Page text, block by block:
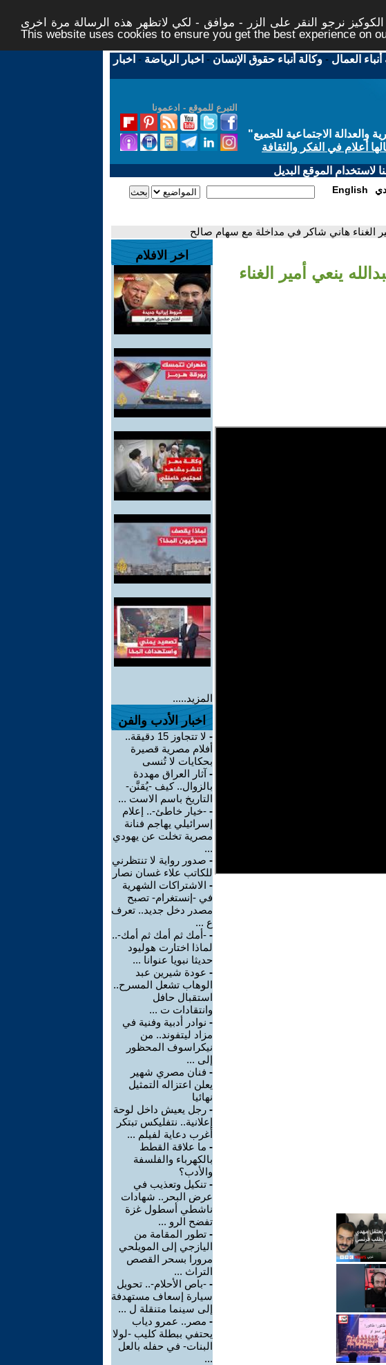
نرجو النقر على الزر - موافق - لكي لاتظهر هذه الرسالة مرة اخرى -
This website uses cookies to ensure you get the best experience on
العمال -وكالة أنباء حقوق الإنسان - اخبار الرياضة - اخبار
التبرع للموقع - ادعمونا
الاجتماعية للجميع"
أعلام في الفكر والثقافة
لاستخدام الموقع البديل
English
الغناء هاني شاكر في مداخلة مع سهام صالح
ينعي أمير الغناء
اخر الافلام
المزيد.....
اخبار الأدب والفن
-
لا تتجاوز 15 دقيقة..
أفلام مصرية قصيرة
بحكايات لا تُنسى
- آثار العراق مهددة
بالزوال.. كيف -يُقنَّن-
التاريخ باسم الاست ...
- -خيار خاطئ-.. إعلام
إسرائيلي يهاجم فنانة
مصرية تخلت عن يهودي
...
- صدور رواية لا تنتظرني
للكاتب علاء غسان نصار
- الاشتراكات الشهرية
في -إنستغرام- تصبح
مصدر دخل جديد.. تعرف
ع ...
- -أمك ثم أمك ثم أمك-..
لماذا اختارت هوليود
حديثا نبويا عنوانا ...
- عودة شيرين عبد
الوهاب تشعل المسرح..
استقبال حافل
وانتقادات ت ...
- نوادر أدبية وفنية في
مزاد ليتفوند.. من
نيكراسوف المحظور
إلى ...
- فنان مصري شهير
يعلن اعتزاله التمثيل
نهائيا
- رجل يعيش داخل لوحة
إعلانية.. نتفليكس تبتكر
أغرب دعاية لفيلم ...
- ما علاقة القطط
بالكهرباء والفلسفة
والأدب؟
- تنكيل وتعذيب في
عرض البحر.. شهادات
ناشطي أسطول غزة
تفضح الرو ...
- تطور المقامة من
اليازجي إلى المويلحي
مرورا بسحر القصص
التراث ...
- -باص الأحلام-.. تحويل
سيارة إسعاف مستهدفة
إلى سينما متنقلة ل ...
- مصر.. عمرو دياب
يحتفي ببطلة كليب -لولا
البنات- في حفله بالعل
...